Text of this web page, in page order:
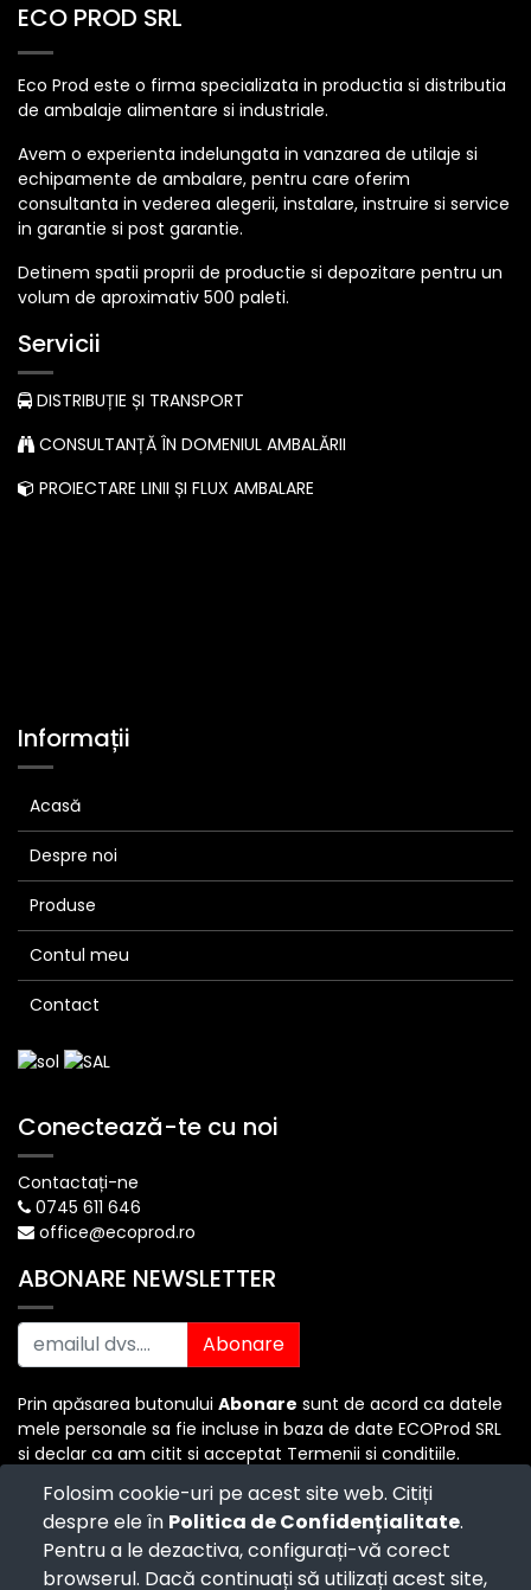
Folosim cookie-uri pe acest site web. Citiți
despre ele în Politica de Confidențialitate.
Pentru a le dezactiva, configurați-vă corect
browserul. Dacă continuați să utilizați acest site,
ECO PROD SRL
Eco Prod este o firma specializata in productia si distributia
de ambalaje alimentare si industriale.
Avem o experienta indelungata in vanzarea de utilaje si
echipamente de ambalare, pentru care oferim
consultanta in vederea alegerii, instalare, instruire si service
in garantie si post garantie.
Detinem spatii proprii de productie si depozitare pentru un
volum de aproximativ 500 paleti.
Servicii
DISTRIBUȚIE ȘI TRANSPORT
CONSULTANȚĂ ÎN DOMENIUL AMBALĂRII
PROIECTARE LINII ȘI FLUX AMBALARE
Informații
Acasă
Despre noi
Produse
Contul meu
Contact
Conectează-te cu noi
Contactați-ne
0745 611 646
office@ecoprod.ro
ABONARE NEWSLETTER
Abonare
Prin apăsarea butonului Abonare sunt de acord ca datele
mele personale sa fie incluse in baza de date ECOProd SRL
si declar ca am citit si acceptat Termenii si conditiile.
Copyright © ECO PROD SRL -Termenii si Conditiile
Politica de Confidențialitate -Consultanță juridică
Politica de retur -Cum cumpăr?